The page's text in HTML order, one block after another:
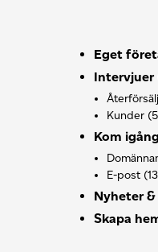
Eget
Intervjuer
Kunder
Kom
E-post
Nyheter
Skapa